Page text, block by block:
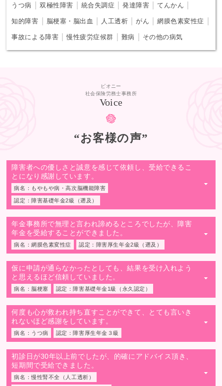
うつ病 双極性障害 統合失調症 ｜発達障害 ｜てんかん
知的障害 脳梗塞・脳出血 人工透析 ｜がん ｜網膜色素変性症
事故による障害 ｜慢性疲労症候群 難病 その他の病気
ピオニー
社会保険労務士事務所
Voice
“お客様の声”
障害者への優しさと誠意を感じて依頼し、受給できるこ
とになり感謝しています。
病名：もやもや病・高次脳機能障害
認定：障害基礎年金2級（遡及）
▼
年金事務所で無理と言われ諦めるところでしたが、障害
年金を受給することができました。
病名：網膜色素変性症 認定：障害厚生年金2級（遡及）
▼
仮に申請が通らなかったとしても、結果を受け入れよう
と思えるほど信頼していました。
病名：脳梗塞 認定：障害基礎年金1級（永久認定）
▼
何度も心が救われ持ち直すことができて、とても言いき
れないほど感謝をしています。
病名：うつ病 認定：障害厚生年金３級
▼
初診日が30年以上前でしたが、的確にアドバイス頂き、
短期間で受給できました。
病名：慢性腎不全（人工透析）
▼